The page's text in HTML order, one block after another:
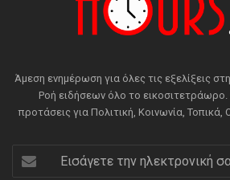
Άμεση ενημέρωση για όλες τις εξελίξεις
Ροή ειδήσεων όλο το
προτάσεις για Πολιτική, Κοινωνία, Τοπικά,
Εισάγετε
την